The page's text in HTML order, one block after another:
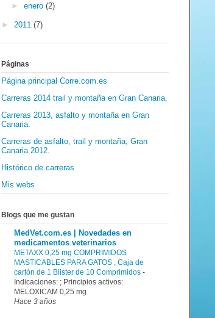
► enero (2)
► 2011 (7)
Páginas
Página principal Corre.com.es
Carreras 2014 trail y montaña en Gran Canaria.
Carreras 2013, asfalto y montaña en Gran
Canaria.
Carreras de asfalto, trail y montaña, Gran
Canaria 2012.
Histórico de carreras
Mis webs
Blogs que me gustan
MedVet.com.es | Novedades en
medicamentos veterinarios
METAXX 0,25 mg COMPRIMIDOS
MASTICABLES PARA GATOS , Caja de
cartón de 1 Blister de 10 Comprimidos -
Indicaciones: ; Principios activos:
MELOXICAM 0,25 mg
Hace 3 años